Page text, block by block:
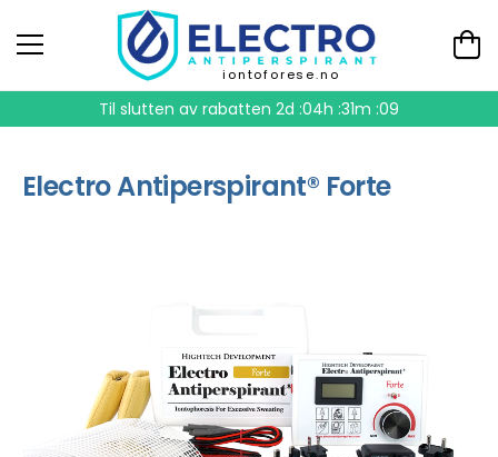
iontoforese.no
Til slutten av rabatten 2d :04h :31m :09
Electro Antiperspirant® Forte